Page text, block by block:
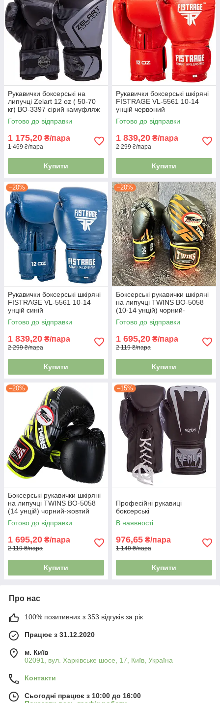
Рукавички боксерські на
липучці Zelart 12 oz ( 50-70
кг) BO-3397 сірий камуфляж
Готово до відправки
1 175,20 ₴/пара
1 469 ₴/пара
Купити
Рукавички боксерські шкіряні
FISTRAGE VL-5561 10-14
унцій червоний
Готово до відправки
1 839,20 ₴/пара
2 299 ₴/пара
Купити
–20%
Рукавички боксерські шкіряні
FISTRAGE VL-5561 10-14
унцій синій
Готово до відправки
1 839,20 ₴/пара
2 299 ₴/пара
Купити
–20%
Боксерські рукавички шкіряні
на липучці TWINS BO-5058
(10-14 унцій) чорний-
помаранчевий
Готово до відправки
1 695,20 ₴/пара
2 119 ₴/пара
Купити
–20%
Боксерські рукавички шкіряні
на липучці TWINS BO-5058
(14 унцій) чорний-жовтий
Готово до відправки
1 695,20 ₴/пара
2 119 ₴/пара
Купити
–15%
Професійні рукавиці
боксерські
В наявності
976,65 ₴/пара
1 149 ₴/пара
Купити
Про нас
100% позитивних з 353 відгуків за рік
Працює з 31.12.2020
м. Київ
02091, вул. Харківське шосе, 17, Київ, Україна
Контакти
Сьогодні працює з 10:00 до 16:00